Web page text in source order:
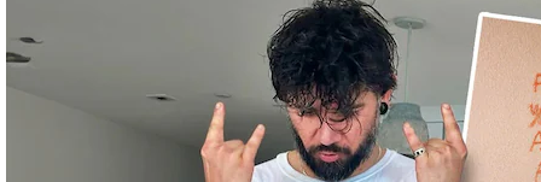
© Krone Multimedia GmbH & Co KG 2026
Muthgasse 2, 1190 Wien